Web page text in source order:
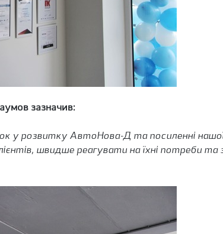
зазначив:
у розвитку АвтоНова-Д та посиленні
швидше реагувати на їхні потреби та